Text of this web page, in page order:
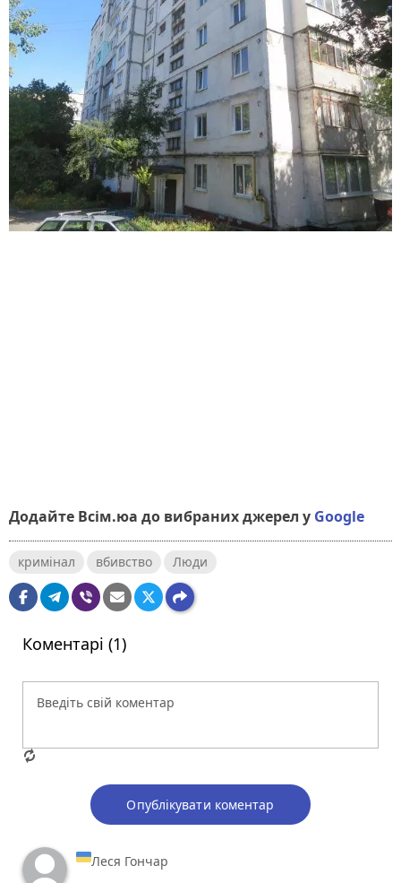
Додайте Всім.юа до вибраних джерел у Google
кримінал вбивство Люди
Коментарі (1)
Опублікувати коментар
Леся Гончар